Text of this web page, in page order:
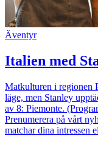
Äventyr
Italien med
Matkulturen i regionen
läge, men Stanley
av 8: Piemonte.
Prenumerera på vårt
matchar dina intressen